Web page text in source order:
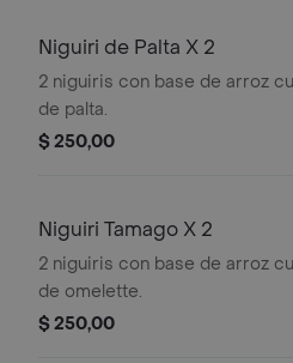
Niguiri de Palta X 2
2 niguiris con base de arroz
de palta.
$ 250,00
Niguiri Tamago X 2
2 niguiris con base de arroz
de omelette.
$ 250,00